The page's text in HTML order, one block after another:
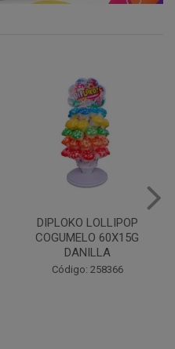
DIPLOKO LOLLIPOP MONST
60X15G DANILLA